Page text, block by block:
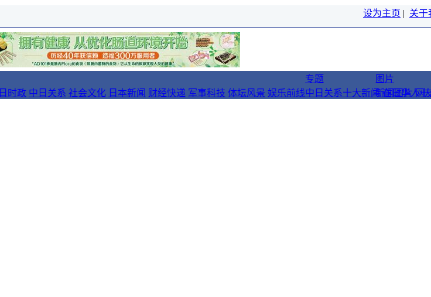
设为主页 | 关于
时政 中日关系 社会文化 日本新闻 财经快递 军事科技 体坛风景 娱乐前线
专题
中日关系十大新闻 在日华人
图片
新闻图片 网